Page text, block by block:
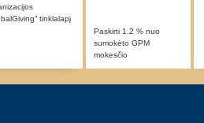
tinklalapį
Paskirti 1.2 % nuo
sumokėto GPM
mokesčio